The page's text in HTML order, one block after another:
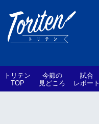
トリテン
TOP
今節の
見どころ
試合
レポート